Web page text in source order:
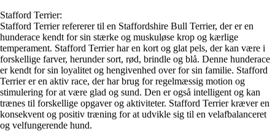
Stafford Terrier:
Stafford Terrier refererer til en Staffordshire Bull Terrier, der er en
hunderace kendt for sin stærke og muskuløse krop og kærlige
temperament. Stafford Terrier har en kort og glat pels, der kan være i
forskellige farver, herunder sort, rød, brindle og blå. Denne hunderace
er kendt for sin loyalitet og hengivenhed over for sin familie. Stafford
Terrier er en aktiv race, der har brug for regelmæssig motion og
stimulering for at være glad og sund. Den er også intelligent og kan
trænes til forskellige opgaver og aktiviteter. Stafford Terrier kræver en
konsekvent og positiv træning for at udvikle sig til en velafbalanceret
og velfungerende hund.